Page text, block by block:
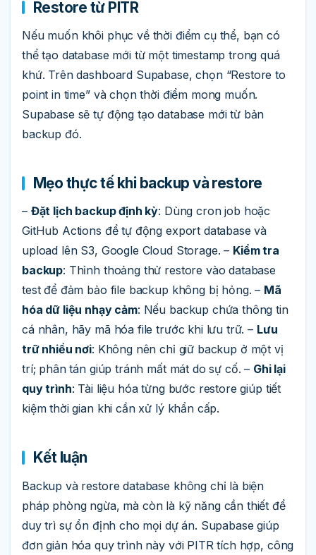
Restore từ PITR
Nếu muốn khôi phục về thời điểm cụ thể, bạn có
thể tạo database mới từ một timestamp trong quá
khứ. Trên dashboard Supabase, chọn “Restore to
point in time” và chọn thời điểm mong muốn.
Supabase sẽ tự động tạo database mới từ bản
backup đó.
Mẹo thực tế khi backup và restore
– Đặt lịch backup định kỳ: Dùng cron job hoặc
GitHub Actions để tự động export database và
upload lên S3, Google Cloud Storage. – Kiểm tra
backup: Thỉnh thoảng thử restore vào database
test để đảm bảo file backup không bị hỏng. – Mã
hóa dữ liệu nhạy cảm: Nếu backup chứa thông tin
cá nhân, hãy mã hóa file trước khi lưu trữ. – Lưu
trữ nhiều nơi: Không nên chỉ giữ backup ở một vị
trí; phân tán giúp tránh mất mát do sự cố. – Ghi lại
quy trình: Tài liệu hóa từng bước restore giúp tiết
kiệm thời gian khi cần xử lý khẩn cấp.
Kết luận
Backup và restore database không chỉ là biện
pháp phòng ngừa, mà còn là kỹ năng cần thiết để
duy trì sự ổn định cho mọi dự án. Supabase giúp
đơn giản hóa quy trình này với PITR tích hợp, công